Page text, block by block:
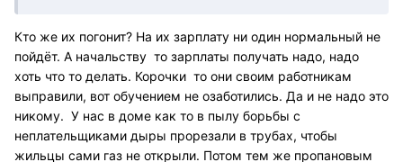
Кто же их погонит? На их зарплату ни один нормальный не
пойдёт. А начальству то зарплаты получать надо, надо
хоть что то делать. Корочки то они своим работникам
выправили, вот обучением не озаботились. Да и не надо это
никому. У нас в доме как то в пылу борьбы с
неплательщиками дыры прорезали в трубах, чтобы
жильцы сами газ не открыли. Потом тем же пропановым